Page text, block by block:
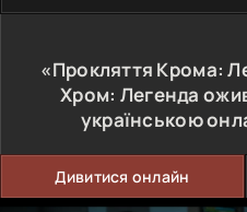
«Прокляття Крома:
Хром: Легенда
українською
Дивитися онлайн